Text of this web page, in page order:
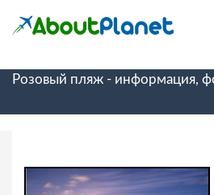
Розовый пляж - информация,